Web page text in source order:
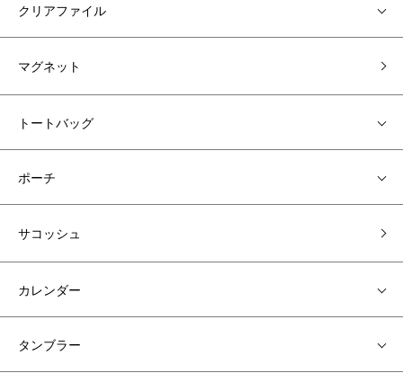
クリアファイル
マグネット
トートバッグ
ポーチ
サコッシュ
カレンダー
タンブラー